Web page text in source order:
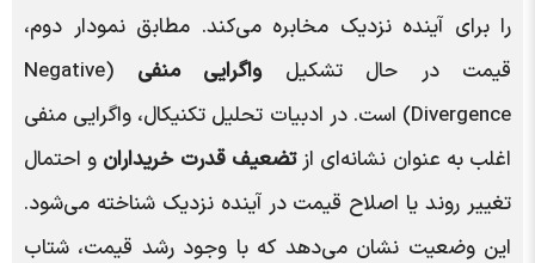
را برای آینده نزدیک مخابره می‌کند. مطابق نمودار دوم،
قیمت در حال تشکیلواگرایی منفی
(Negative
Divergence) است. در ادبیات تحلیل تکنیکال، واگرایی منفی
اغلب به عنوان نشانه‌ای ازتضعیف قدرت خریداران و احتمال
تغییر روند یا اصلاح قیمت در آینده نزدیک شناخته می‌شود.
این وضعیت نشان می‌دهد که با وجود رشد قیمت، شتاب